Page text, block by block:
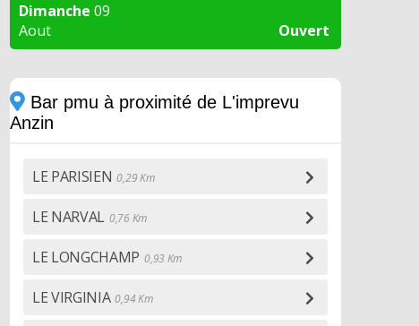
Dimanche 09
Aout
Ouvert
Bar pmu à proximité de L'imprevu
Anzin
LE PARISIEN 0,29 Km
LE NARVAL 0,76 Km
LE LONGCHAMP 0,93 Km
LE VIRGINIA 0,94 Km